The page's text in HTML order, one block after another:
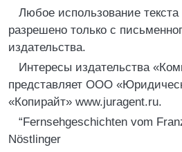
Любое использование
разрешено только с
издательства.
Интересы издательства
представляет ООО
«Копирайт» www.juragent.ru.
“Fernsehgeschichten vom
Nöstlinger